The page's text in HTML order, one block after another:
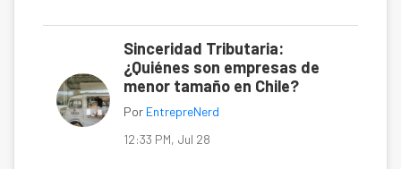
Sinceridad Tributaria:
¿Quiénes son empresas de
menor tamaño en Chile?
Por EntrepreNerd
12:33 PM, Jul 28